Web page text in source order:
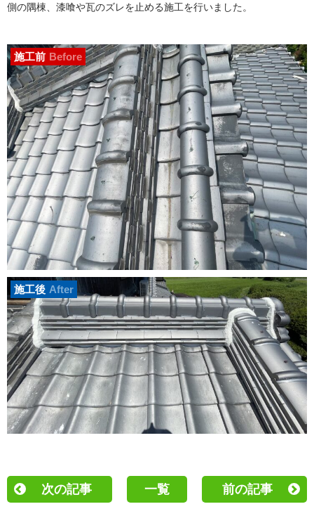
側の隅棟、漆喰や瓦のズレを止める施工を行いました。
施工前 Before
施工後 After
次の記事 一覧 前の記事